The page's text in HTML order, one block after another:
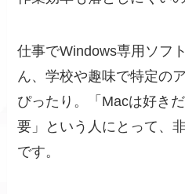
仕事でWindows専用ソフ
ん、学校や趣味で特定の
ぴったり。「Macは好き
要」という人にとって、
です。